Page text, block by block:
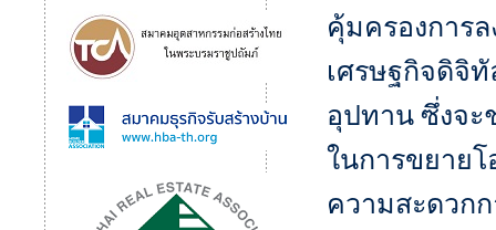
คุ้มครองการ
เศรษฐกิจดิจิทั
อุปทาน ซึ่งจะ
ในการขยาย
ความสะดวก